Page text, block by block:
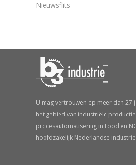
Nieuwsflits
U mag vertrouwen op meer dan 27
het gebied van industriële
procesautomatisering in Food en
hoofdzakelijk Nederlandse industrie.